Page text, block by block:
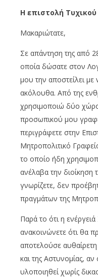
Η επιστολή Τυχικού
Μακαριώτατε,
Σε απάντηση της από
οποία δώσατε στον
μου την αποστείλει
ακόλουθα. Από της
χρησιμοποιώ δύο
προσωπικού μου
περιγράφετε στην
Μητροπολιτικό
το οποίο ήδη
ανέλαβα την
γνωρίζετε, δεν
πραγμάτων της
Παρά το ότι η
ανακοινώνετε ότι θα
αποτελούσε
και της Αστυνομίας,
υλοποιηθεί χωρίς